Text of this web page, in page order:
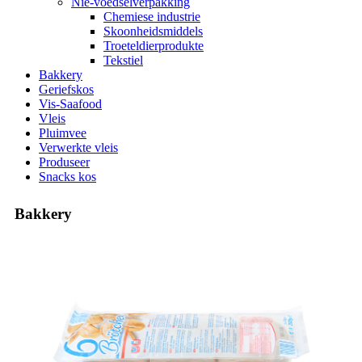
Chemiese industrie
Skoonheidsmiddels
Troeteldierprodukte
Tekstiel
Bakkery
Geriefskos
Vis-Saafood
Vleis
Pluimvee
Verwerkte vleis
Produseer
Snacks kos
Bakkery